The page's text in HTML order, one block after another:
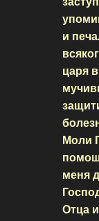
и
царя
Моли
меня
Отца